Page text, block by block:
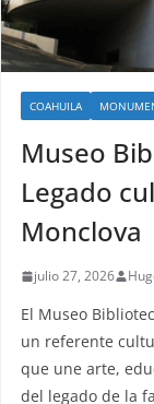
COAHUILA
Museo
Legado
Monclova
julio 27, 2026
El Museo
un referente
que une arte,
del legado de la